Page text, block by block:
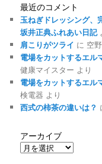
最近のコメント
玉ねぎドレッシング
坂井正典ふれあい日記
肩こりがツライ に 空
電場をカットするエル
健康マイスター より
電場をカットするエル
検電器 より
西式の柿茶の違いは？
アーカイブ
ア